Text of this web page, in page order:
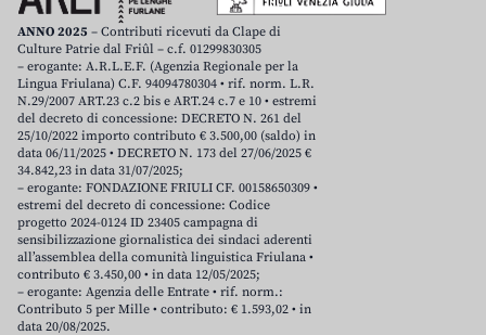
ANNO 2025 – Contributi ricevuti da Clape di
Culture Patrie dal Friûl – c.f. 01299830305
– erogante: A.R.L.E.F. (Agenzia Regionale per la
Lingua Friulana) C.F. 94094780304 • rif. norm. L.R.
N.29/2007 ART.23 c.2 bis e ART.24 c.7 e 10 • estremi
del decreto di concessione: DECRETO N. 261 del
25/10/2022 importo contributo € 3.500,00 (saldo) in
data 06/11/2025 • DECRETO N. 173 del 27/06/2025 €
34.842,23 in data 31/07/2025;
– erogante: FONDAZIONE FRIULI CF. 00158650309 •
estremi del decreto di concessione: Codice
progetto 2024-0124 ID 23405 campagna di
sensibilizzazione giornalistica dei sindaci aderenti
all’assemblea della comunità linguistica Friulana •
contributo € 3.450,00 • in data 12/05/2025;
– erogante: Agenzia delle Entrate • rif. norm.:
Contributo 5 per Mille • contributo: € 1.593,02 • in
data 20/08/2025.